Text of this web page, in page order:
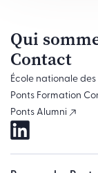
Qui
Contact
École nationale
Ponts Formation
Ponts Alumni